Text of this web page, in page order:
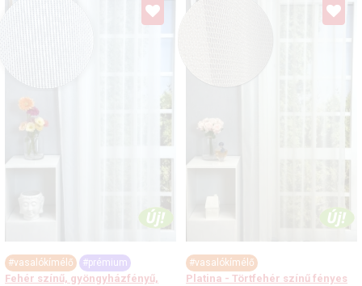
#vasalókímélő #prémium
Fehér színű, gyöngyházfényű,
#vasalókímélő
Platina - Törtfehér színű fényes